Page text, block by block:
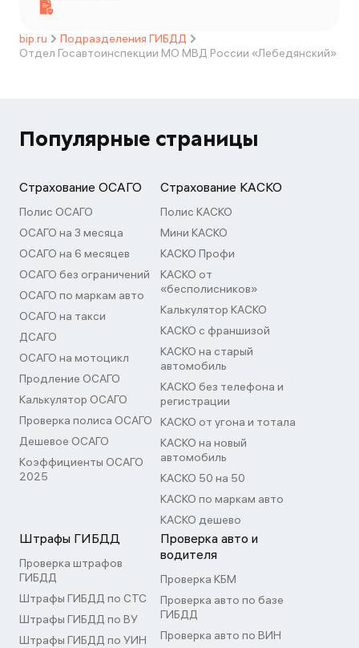
bip.ru
Подразделения ГИБДД
Отдел Госавтоинспекции МО МВД России «Лебедянский»
Популярные страницы
Страхование ОСАГО
Полис ОСАГО
ОСАГО на 3 месяца
ОСАГО на 6 месяцев
ОСАГО без ограничений
ОСАГО по маркам авто
ОСАГО на такси
ДСАГО
ОСАГО на мотоцикл
Продление ОСАГО
Калькулятор ОСАГО
Проверка полиса ОСАГО
Дешевое ОСАГО
Коэффициенты ОСАГО
2025
Страхование КАСКО
Полис КАСКО
Мини КАСКО
КАСКО Профи
КАСКО от
«бесполисников»
Калькулятор КАСКО
КАСКО с франшизой
КАСКО на старый
автомобиль
КАСКО без телефона и
регистрации
КАСКО от угона и тотала
КАСКО на новый
автомобиль
КАСКО 50 на 50
КАСКО по маркам авто
КАСКО дешево
Штрафы ГИБДД
Проверка штрафов
ГИБДД
Штрафы ГИБДД по СТС
Штрафы ГИБДД по ВУ
Штрафы ГИБДД по УИН
Проверка авто и
водителя
Проверка КБМ
Проверка авто по базе
ГИБДД
Проверка авто по ВИН